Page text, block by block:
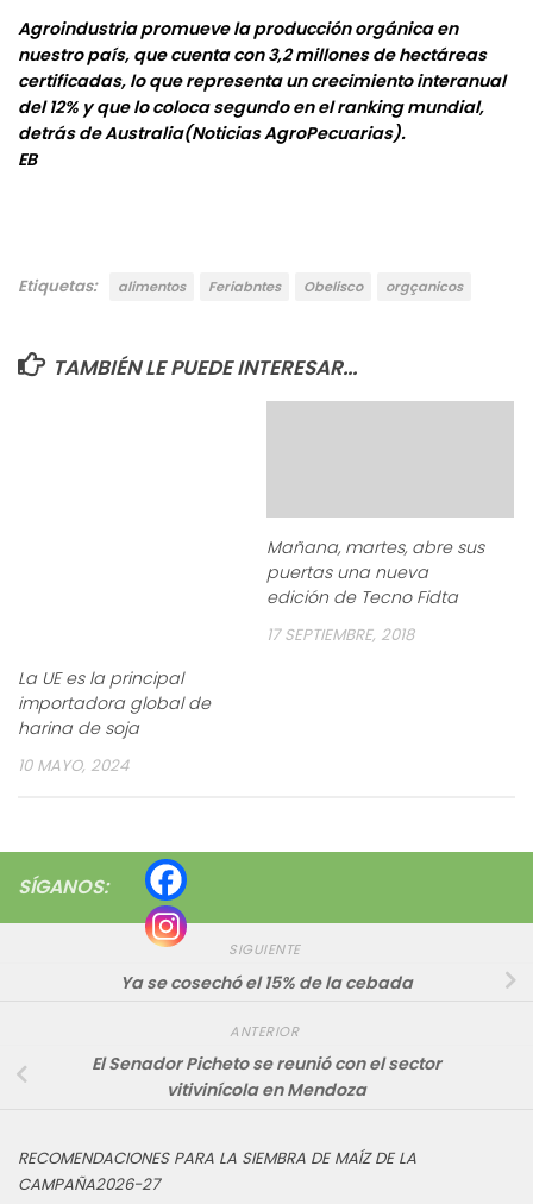
Agroindustria promueve la producción orgánica en
nuestro país, que cuenta con 3,2 millones de hectáreas
certificadas, lo que representa un crecimiento interanual
del 12% y que lo coloca segundo en el ranking mundial,
detrás de Australia(Noticias AgroPecuarias).
EB
Etiquetas: alimentos Feriabntes Obelisco orgçanicos
TAMBIÉN LE PUEDE INTERESAR...
La UE es la principal
importadora global de
harina de soja
10 MAYO, 2024
Mañana, martes, abre sus
puertas una nueva
edición de Tecno Fidta
17 SEPTIEMBRE, 2018
SÍGANOS:
SIGUIENTE
Ya se cosechó el 15% de la cebada
ANTERIOR
El Senador Picheto se reunió con el sector
vitivinícola en Mendoza
RECOMENDACIONES PARA LA SIEMBRA DE MAÍZ DE LA
CAMPAÑA2026-27